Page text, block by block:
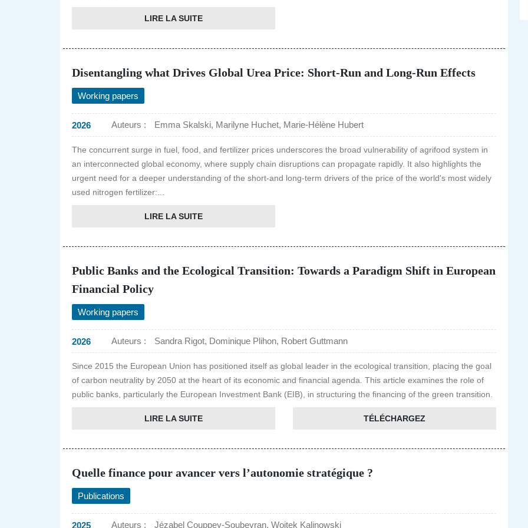
LIRE LA SUITE
Disentangling what Drives Global Urea Price: Short-Run and Long-Run Effects
Working papers
2026 Auteurs : Emma Skalski, Marilyne Huchet, Marie-Hélène Hubert
The concurrent surge in fuel, food, and fertilizer prices underscores the broad vulnerability of agrifood system in
an interconnected global economy, where supply chain disruptions can propagate rapidly. It also highlights the
urgent need for a deeper understanding of the short-and long-term drivers of the price of the world's most widely
used nitrogen fertilizer:...
LIRE LA SUITE
Public Banks and the Ecological Transition: Towards a Paradigm Shift in European
Financial Policy
Working papers
2026 Auteurs : Sandra Rigot, Dominique Plihon, Robert Guttmann
Since 2015 the European Union has positioned itself as global leader in the ecological transition, placing the goal
of carbon neutrality by 2050 at the heart of its economic and financial agenda. This article examines the role of
public banks, particularly the European Investment Bank (EIB), in structuring the financing of the green transition.
LIRE LA SUITE TÉLÉCHARGEZ
Quelle finance pour avancer vers l’autonomie stratégique ?
Publications
2025 Auteurs : Jézabel Couppey-Soubeyran, Wojtek Kalinowski